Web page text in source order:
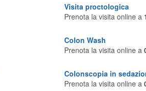
Visita proctologica
Prenota la visita online a
Colon Wash
Prenota la visita online a
Colonscopia in
Prenota la visita online a